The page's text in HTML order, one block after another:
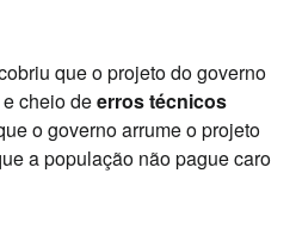
que o projeto do governo
e cheio deerros técnicos
o governo arrume o projeto
a população não pague caro